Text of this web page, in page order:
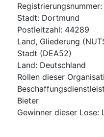
Registrierungsnummer:
Stadt: Dortmund
Postleitzahl: 44289
Land, Gliederung
Stadt (DEA52)
Land: Deutschland
Rollen dieser
Bieter
Gewinner dieser Lose: